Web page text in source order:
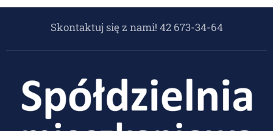
Skontaktuj się z nami! 42 673-34-64